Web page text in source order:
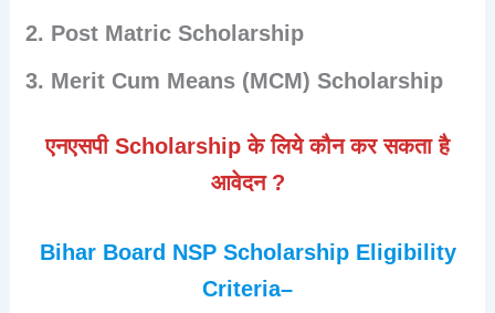
Post Matric Scholarship
Merit Cum Means (MCM) Scholarship
एनएसपी Scholarship के लिये कौन कर सकता है
आवेदन ?
Bihar Board NSP Scholarship Eligibility
Criteria–